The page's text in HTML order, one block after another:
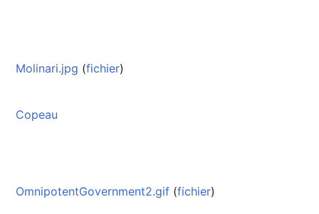
Molinari.jpg (fichier)
Copeau
OmnipotentGovernment2.gif (fichier)